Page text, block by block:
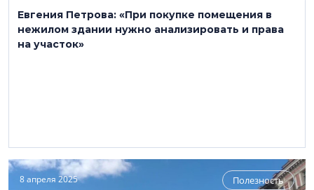
Юридические услуги
Евгения Петрова: «При покупке помещения в
нежилом здании нужно анализировать и права
на участок»
8 апреля 2025 Полезность